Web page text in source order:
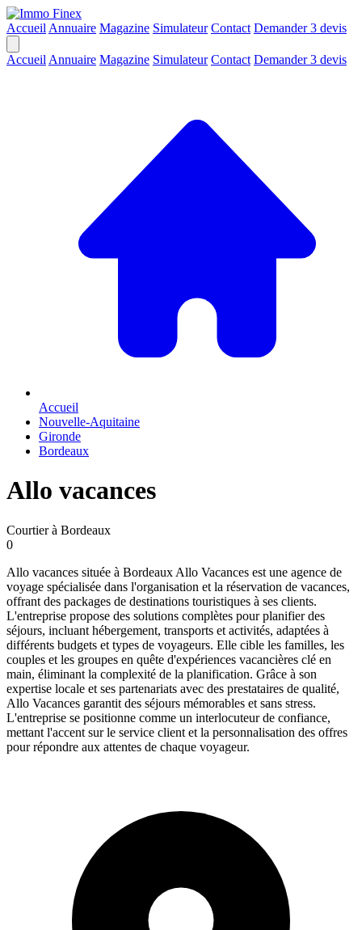
Accueil Annuaire Magazine Simulateur Contact Demander 3 devis
Accueil Annuaire Magazine Simulateur Contact Demander 3 devis
Accueil
Nouvelle-Aquitaine
Gironde
Bordeaux
Allo vacances
Courtier à Bordeaux
0
Allo vacances située à Bordeaux Allo Vacances est une agence de
voyage spécialisée dans l'organisation et la réservation de vacances,
offrant des packages de destinations touristiques à ses clients.
L'entreprise propose des solutions complètes pour planifier des
séjours, incluant hébergement, transports et activités, adaptées à
différents budgets et types de voyageurs. Elle cible les familles, les
couples et les groupes en quête d'expériences vacancières clé en
main, éliminant la complexité de la planification. Grâce à son
expertise locale et ses partenariats avec des prestataires de qualité,
Allo Vacances garantit des séjours mémorables et sans stress.
L'entreprise se positionne comme un interlocuteur de confiance,
mettant l'accent sur le service client et la personnalisation des offres
pour répondre aux attentes de chaque voyageur.